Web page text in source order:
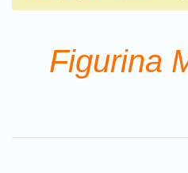
Figurina